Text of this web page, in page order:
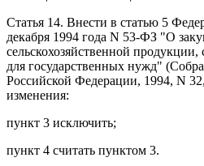
Статья 14. Внести в статью 5
декабря 1994 года N 53-ФЗ "О
сельскохозяйственной
для государственных нужд"
Российской Федерации, 1994, N
изменения:
пункт 3 исключить;
пункт 4 считать пунктом 3.